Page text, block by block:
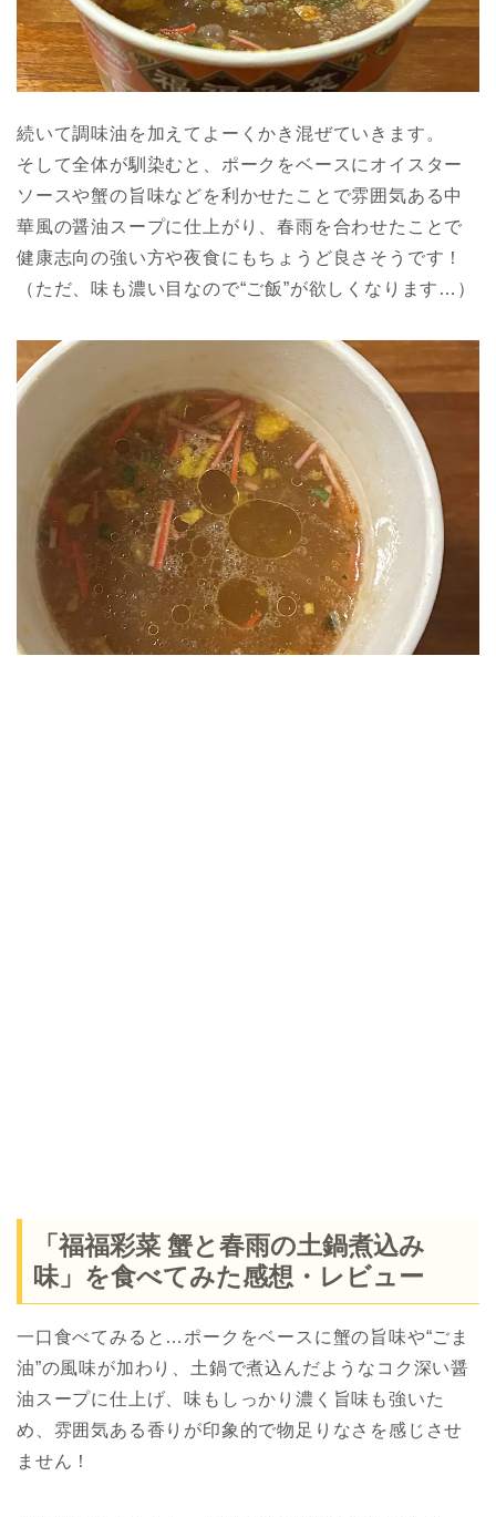
続いて調味油を加えてよーくかき混ぜていきます。
そして全体が馴染むと、ポークをベースにオイスター
ソースや蟹の旨味などを利かせたことで雰囲気ある中
華風の醤油スープに仕上がり、春雨を合わせたことで
健康志向の強い方や夜食にもちょうど良さそうです！
（ただ、味も濃い目なので“ご飯”が欲しくなります…）
「福福彩菜 蟹と春雨の土鍋煮込み
味」を食べてみた感想・レビュー
一口食べてみると…ポークをベースに蟹の旨味や“ごま
油”の風味が加わり、土鍋で煮込んだようなコク深い醤
油スープに仕上げ、味もしっかり濃く旨味も強いた
め、雰囲気ある香りが印象的で物足りなさを感じさせ
ません！